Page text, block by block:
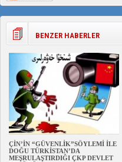
BENZER HABERLER
ÇİN’İN “GÜVENLİK”SÖYLEMİ İLE
DOĞU TÜRKİSTAN’DA
MEŞRULAŞTIRDIĞI ÇKP DEVLET